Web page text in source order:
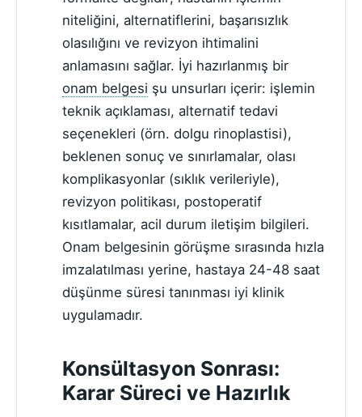
niteliğini, alternatiflerini, başarısızlık
olasılığını ve revizyon ihtimalini
anlamasını sağlar. İyi hazırlanmış bir
onam belgesi şu unsurları içerir: işlemin
teknik açıklaması, alternatif tedavi
seçenekleri (örn. dolgu rinoplastisi),
beklenen sonuç ve sınırlamalar, olası
komplikasyonlar (sıklık verileriyle),
revizyon politikası, postoperatif
kısıtlamalar, acil durum iletişim bilgileri.
Onam belgesinin görüşme sırasında hızla
imzalatılması yerine, hastaya 24-48 saat
düşünme süresi tanınması iyi klinik
uygulamadır.
Konsültasyon Sonrası:
Karar Süreci ve Hazırlık